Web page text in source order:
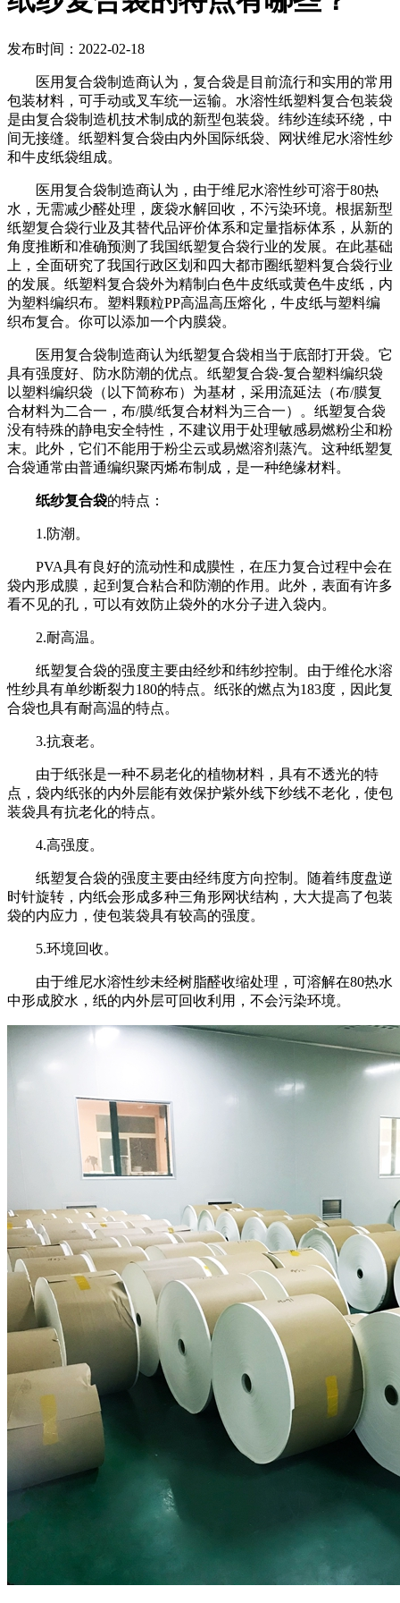
发布时间：2022-02-18
医用复合袋制造商认为，复合袋是目前流行和实用的常用
包装材料，可手动或叉车统一运输。水溶性纸塑料复合包装袋
是由复合袋制造机技术制成的新型包装袋。纬纱连续环绕，中
间无接缝。纸塑料复合袋由内外国际纸袋、网状维尼水溶性纱
和牛皮纸袋组成。
医用复合袋制造商认为，由于维尼水溶性纱可溶于80热
水，无需减少醛处理，废袋水解回收，不污染环境。根据新型
纸塑复合袋行业及其替代品评价体系和定量指标体系，从新的
角度推断和准确预测了我国纸塑复合袋行业的发展。在此基础
上，全面研究了我国行政区划和四大都市圈纸塑料复合袋行业
的发展。纸塑料复合袋外为精制白色牛皮纸或黄色牛皮纸，内
为塑料编织布。塑料颗粒PP高温高压熔化，牛皮纸与塑料编
织布复合。你可以添加一个内膜袋。
医用复合袋制造商认为纸塑复合袋相当于底部打开袋。它
具有强度好、防水防潮的优点。纸塑复合袋-复合塑料编织袋
以塑料编织袋（以下简称布）为基材，采用流延法（布/膜复
合材料为二合一，布/膜/纸复合材料为三合一）。纸塑复合袋
没有特殊的静电安全特性，不建议用于处理敏感易燃粉尘和粉
末。此外，它们不能用于粉尘云或易燃溶剂蒸汽。这种纸塑复
合袋通常由普通编织聚丙烯布制成，是一种绝缘材料。
纸纱复合袋的特点：
1.防潮。
PVA具有良好的流动性和成膜性，在压力复合过程中会在
袋内形成膜，起到复合粘合和防潮的作用。此外，表面有许多
看不见的孔，可以有效防止袋外的水分子进入袋内。
2.耐高温。
纸塑复合袋的强度主要由经纱和纬纱控制。由于维伦水溶
性纱具有单纱断裂力180的特点。纸张的燃点为183度，因此复
合袋也具有耐高温的特点。
3.抗衰老。
由于纸张是一种不易老化的植物材料，具有不透光的特
点，袋内纸张的内外层能有效保护紫外线下纱线不老化，使包
装袋具有抗老化的特点。
4.高强度。
纸塑复合袋的强度主要由经纬度方向控制。随着纬度盘逆
时针旋转，内纸会形成多种三角形网状结构，大大提高了包装
袋的内应力，使包装袋具有较高的强度。
5.环境回收。
由于维尼水溶性纱未经树脂醛收缩处理，可溶解在80热水
中形成胶水，纸的内外层可回收利用，不会污染环境。